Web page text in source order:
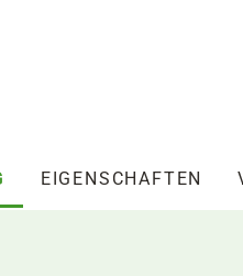
EIGENSCHAFTEN